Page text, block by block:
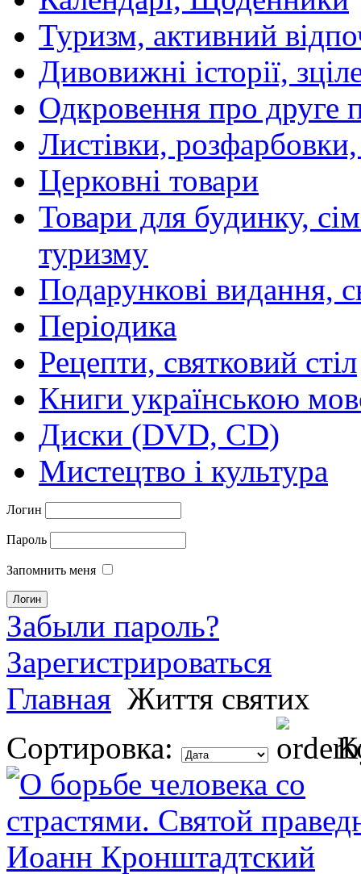
Туризм, активний
Дивовижні історії,
Одкровення про друге
Листівки,
Церковні товари
Товари для будинку,
туризму
Подарункові видання,
Періодика
Рецепти, святковий стіл
Книги українською
Диски (DVD, CD)
Мистецтво і культура
Логин
Пароль
Запомнить меня
Забыли пароль?
Зарегистрироваться
Главная Життя святих
Сортировка: